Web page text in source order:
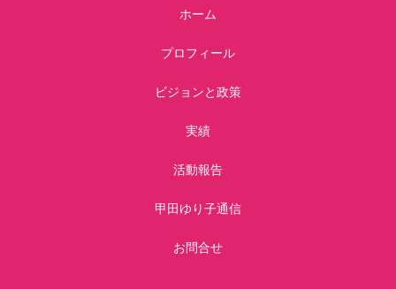
ホーム
プロフィール
ビジョンと政策
実績
活動報告
甲田ゆり子通信
お問合せ